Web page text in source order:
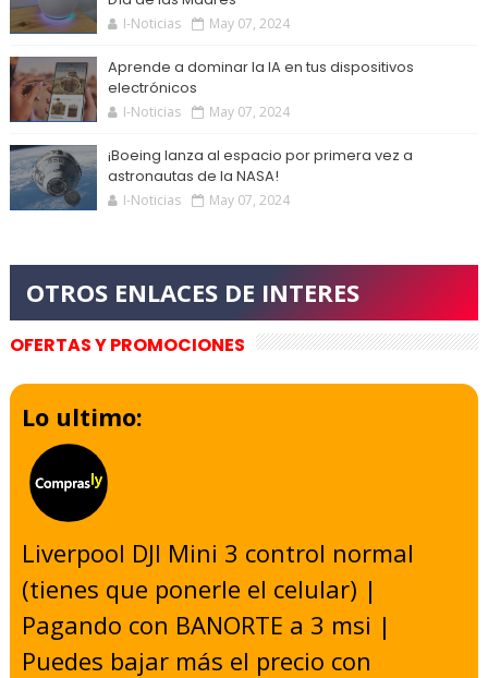
I-Noticias May 07, 2024
Aprende a dominar la IA en tus dispositivos
electrónicos
I-Noticias May 07, 2024
¡Boeing lanza al espacio por primera vez a
astronautas de la NASA!
I-Noticias May 07, 2024
OFERTAS Y PROMOCIONES
Lo ultimo:
Liverpool DJI Mini 3 control normal
(tienes que ponerle el celular) |
Pagando con BANORTE a 3 msi |
Puedes bajar más el precio con